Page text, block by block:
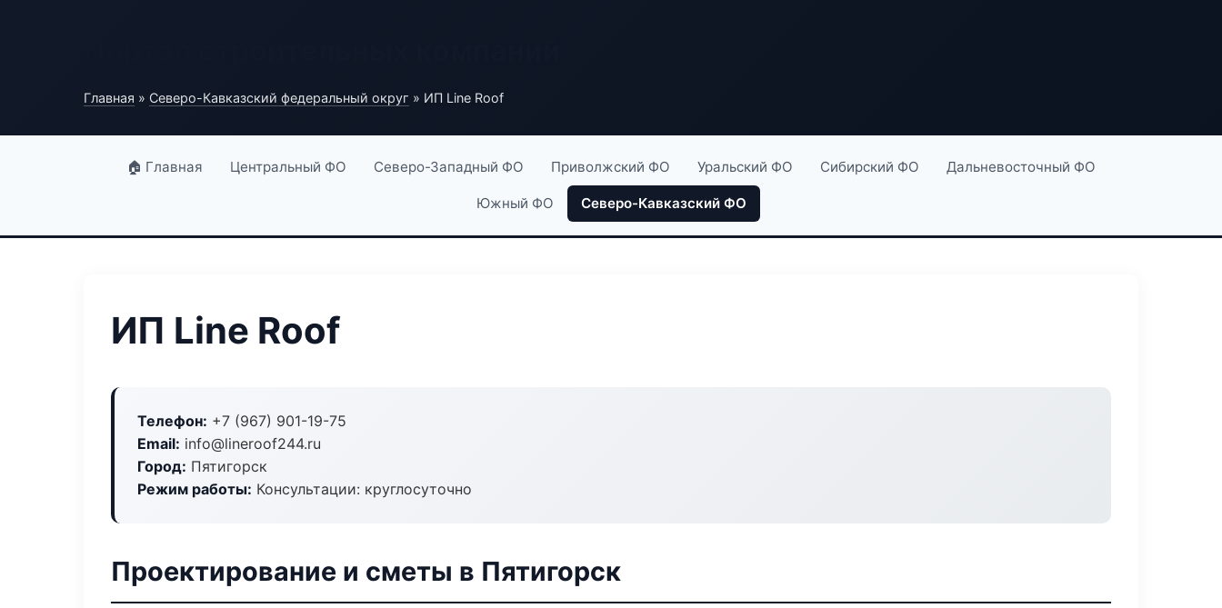
Главная » Северо-Кавказский федеральный округ » ИП Line Roof
🏠 Главная Центральный ФО Северо-Западный ФО Приволжский ФО Уральский ФО Сибирский ФО Дальневосточный ФО
Южный ФО Северо-Кавказский ФО
ИП Line Roof
Телефон: +7 (967) 901-19-75
Email: info@lineroof244.ru
Город: Пятигорск
Режим работы: Консультации: круглосуточно
Проектирование и сметы в Пятигорск